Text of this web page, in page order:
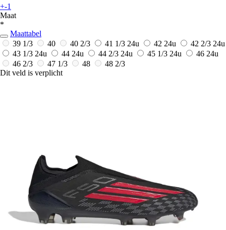
+-1
Maat
*
Maattabel
39 1/3
40 40 2/3 41 1/3 24u 42 24u 42 2/3 24u
43 1/3 24u 44 24u 44 2/3 24u 45 1/3 24u 46 24u
46 2/3
47 1/3 48
48 2/3
Dit veld is verplicht